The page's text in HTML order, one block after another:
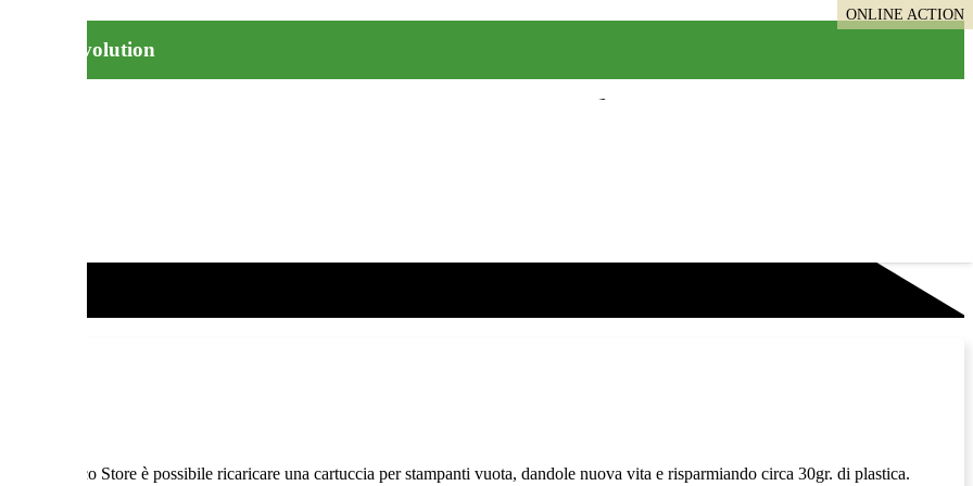
Ink Evolution
negozi Eco Store è possibile ricaricare una cartuccia per stampanti vuota, dandole nuova vita e risparmiando circa 30gr. di plastica.
ONLINE ACTION